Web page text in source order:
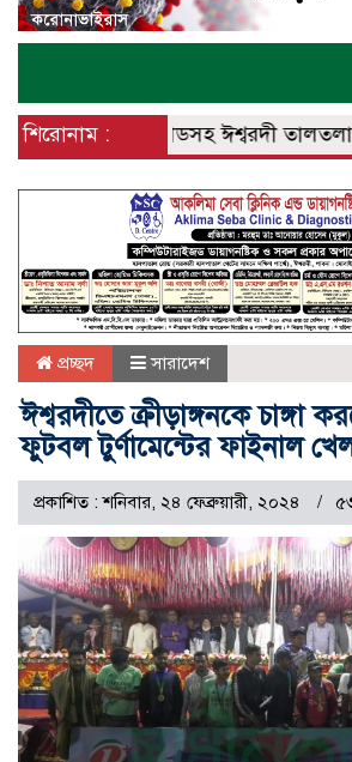
শিরোনাম :
– বানেশ্বর রোডসহ ঈশ্বরদী তালতলা
প্রচ্ছদ সারাদেশ
ঈশ্বরদীতে ক্রীড়াঙ্গনকে চাঙ্গা
ফুটবল টুর্ণামেন্টের ফাইনাল
প্রকাশিত : শনিবার, ২৪ ফেব্রুয়ারী, ২০২৪